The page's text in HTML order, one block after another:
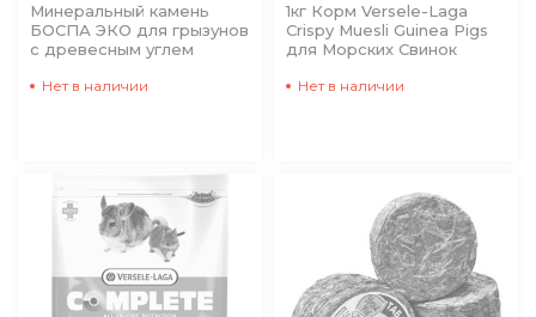
Минеральный камень
БОСПА ЭКО для грызунов
с древесным углем
Нет в наличии
1кг Корм Versele-Laga
Crispy Muesli Guinea Pigs
для Морских Свинок
Нет в наличии